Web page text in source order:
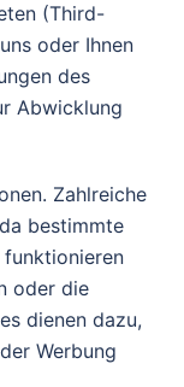
(Third-
oder Ihnen
des
Abwicklung
Zahlreiche
bestimmte
oder die
dienen dazu,
Werbung